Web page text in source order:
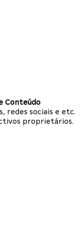
Conteúdo
redes sociais e etc.
proprietários.